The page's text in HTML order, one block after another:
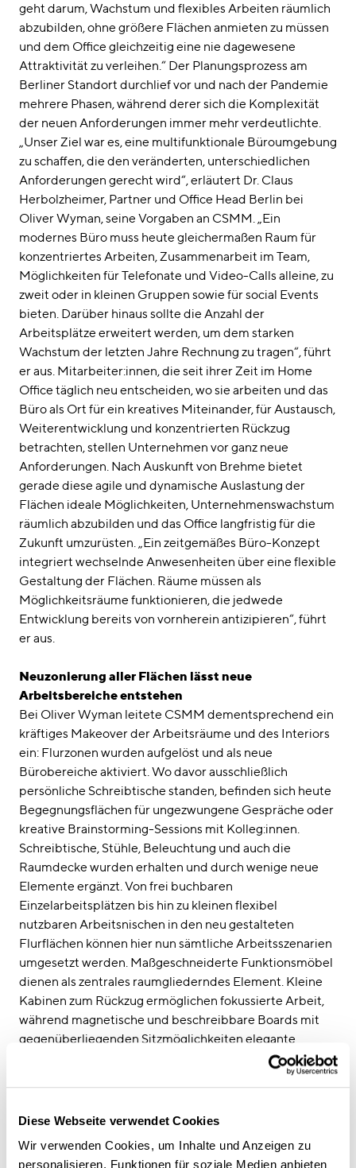
Diese Webseite verwendet Cookies
Wir verwenden Cookies, um Inhalte und Anzeigen zu
personalisieren, Funktionen für soziale Medien anbieten
geht darum, Wachstum und flexibles Arbeiten räumlich
abzubilden, ohne größere Flächen anmieten zu müssen
und dem Office gleichzeitig eine nie dagewesene
Attraktivität zu verleihen.“ Der Planungsprozess am
Berliner Standort durchlief vor und nach der Pandemie
mehrere Phasen, während derer sich die Komplexität
der neuen Anforderungen immer mehr verdeutlichte.
„Unser Ziel war es, eine multifunktionale Büroumgebung
zu schaffen, die den veränderten, unterschiedlichen
Anforderungen gerecht wird“, erläutert Dr. Claus
Herbolzheimer, Partner und Office Head Berlin bei
Oliver Wyman, seine Vorgaben an CSMM. „Ein
modernes Büro muss heute gleichermaßen Raum für
konzentriertes Arbeiten, Zusammenarbeit im Team,
Möglichkeiten für Telefonate und Video-Calls alleine, zu
zweit oder in kleinen Gruppen sowie für social Events
bieten. Darüber hinaus sollte die Anzahl der
Arbeitsplätze erweitert werden, um dem starken
Wachstum der letzten Jahre Rechnung zu tragen“, führt
er aus. Mitarbeiter:innen, die seit ihrer Zeit im Home
Office täglich neu entscheiden, wo sie arbeiten und das
Büro als Ort für ein kreatives Miteinander, für Austausch,
Weiterentwicklung und konzentrierten Rückzug
betrachten, stellen Unternehmen vor ganz neue
Anforderungen. Nach Auskunft von Brehme bietet
gerade diese agile und dynamische Auslastung der
Flächen ideale Möglichkeiten, Unternehmenswachstum
räumlich abzubilden und das Office langfristig für die
Zukunft umzurüsten. „Ein zeitgemäßes Büro-Konzept
integriert wechselnde Anwesenheiten über eine flexible
Gestaltung der Flächen. Räume müssen als
Möglichkeitsräume funktionieren, die jedwede
Entwicklung bereits von vornherein antizipieren“, führt
er aus.
Neuzonierung aller Flächen lässt neue
Arbeitsbereiche entstehen
Bei Oliver Wyman leitete CSMM dementsprechend ein
kräftiges Makeover der Arbeitsräume und des Interiors
ein: Flurzonen wurden aufgelöst und als neue
Bürobereiche aktiviert. Wo davor ausschließlich
persönliche Schreibtische standen, befinden sich heute
Begegnungsflächen für ungezwungene Gespräche oder
kreative Brainstorming-Sessions mit Kolleg:innen.
Schreibtische, Stühle, Beleuchtung und auch die
Raumdecke wurden erhalten und durch wenige neue
Elemente ergänzt. Von frei buchbaren
Einzelarbeitsplätzen bis hin zu kleinen flexibel
nutzbaren Arbeitsnischen in den neu gestalteten
Flurflächen können hier nun sämtliche Arbeitsszenarien
umgesetzt werden. Maßgeschneiderte Funktionsmöbel
dienen als zentrales raumgliederndes Element. Kleine
Kabinen zum Rückzug ermöglichen fokussierte Arbeit,
während magnetische und beschreibbare Boards mit
gegenüberliegenden Sitzmöglichkeiten elegante
Brainstoming-Ecken entstehen lassen. Ein „Marktplatz“
schafft Raum für Begegnung und Austausch. Über ein
tagesaktuell zugewiesen werden.
Der agil bespielbare Möglichkeitsraum motiviert die